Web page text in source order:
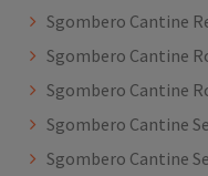
Sgombero Cantine
Sgombero Cantine
Sgombero Cantine
Sgombero Cantine
Sgombero Cantine